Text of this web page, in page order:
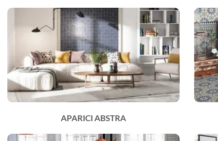
APARICI ABSTRA